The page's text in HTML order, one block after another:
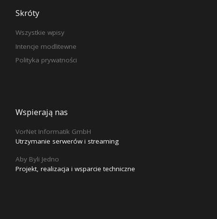
Skróty
Wszystkie wpisy
Intencje modlitewne
Polityka prywatności
Wspierają nas
VorNet Informatik GmbH
Utrzymanie serwerów i streaming
Aby Byli Jedno
Projekt, realizacja i wsparcie techniczne